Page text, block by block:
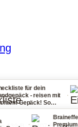
reisen mit
So
zu
·
Eis
DIY
und
Braineffect Daily
Premium Reds